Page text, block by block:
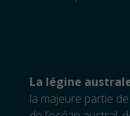
La légine
la majeure partie